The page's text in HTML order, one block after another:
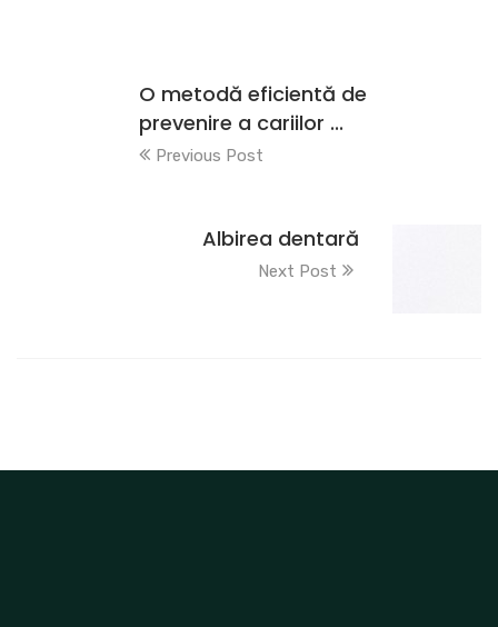
O metodă eficientă de
prevenire a cariilor ...
Previous Post
Albirea dentară
Next Post